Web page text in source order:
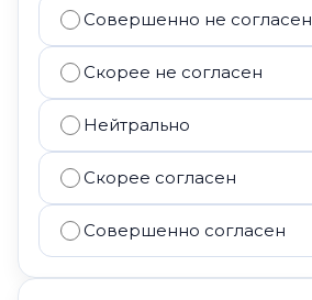
Совершенно не согласен
Скорее не согласен
Нейтрально
Скорее согласен
Совершенно согласен